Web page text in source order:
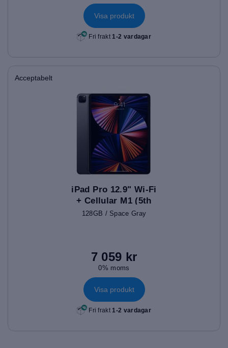
Visa produkt
Fri frakt 1-2 vardagar
Acceptabelt
iPad Pro 12.9" Wi-Fi
+ Cellular M1 (5th
Gen)
128GB / Space Gray
7 059 kr
0% moms
Visa produkt
Fri frakt1-2 vardagar